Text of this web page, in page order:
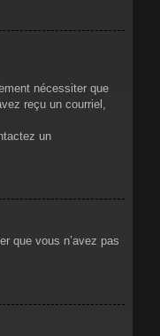
nécessiter que
reçu un courriel,
un
que vous n’avez pas